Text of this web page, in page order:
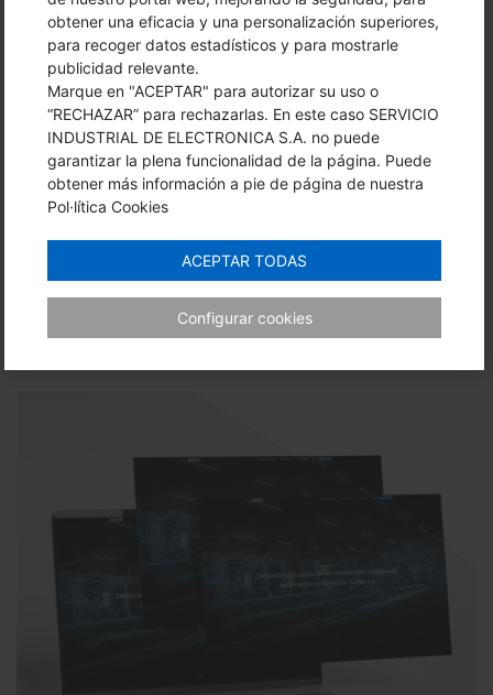
Quan l’operari ho entén, tot funciona millor. Aquestes
pantalles i PCs estan pensats per visualitzar,
supervisar i connectar sense embolics tècnics.
Claredat, resistència i fiabilitat per a entorns
industrials.
ÚLTIMAS NOTICIAS
obtener una eficacia y una personalización superiores,
para recoger datos estadísticos y para mostrarle
publicidad relevante.
Marque en "ACEPTAR" para autorizar su uso o
“RECHAZAR” para rechazarlas. En este caso SERVICIO
INDUSTRIAL DE ELECTRONICA S.A. no puede
garantizar la plena funcionalidad de la página. Puede
obtener más información a pie de página de nuestra
Pol·lítica Cookies
ACEPTAR TODAS
Configurar cookies